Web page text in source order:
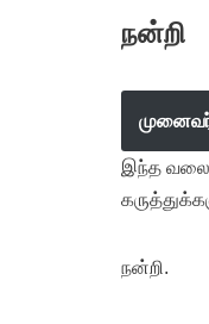
நன்றி
இந்த
நன்றி.